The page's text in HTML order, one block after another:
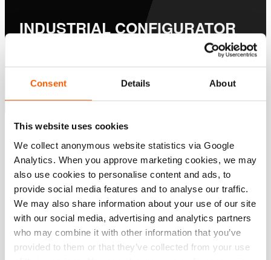
Consent Details About
This website uses cookies
We collect anonymous website statistics via Google
Analytics. When you approve marketing cookies, we may
also use cookies to personalise content and ads, to
provide social media features and to analyse our traffic.
We may also share information about your use of our site
with our social media, advertising and analytics partners
who may combine it with other information that you’ve
provided to them or that they’ve collected from your use
INDUSTRIAL CONFIGURATOR
Supports you in choosing the right tool & setup for
your application.
Jetzt konfigurieren
Spezifikationen
Details
Grundspezifikationen